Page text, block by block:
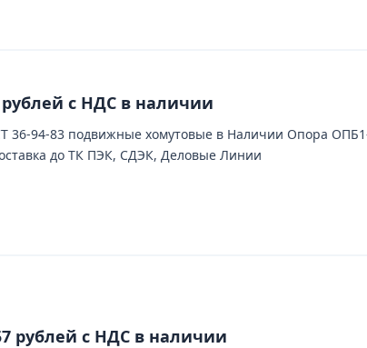
с НДС в наличии
94-83 подвижные хомутовые в Наличии Опора
до ТК ПЭК, СДЭК, Деловые Линии
рублей с НДС в наличии